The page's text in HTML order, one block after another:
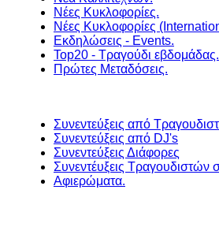
Νέες Κυκλοφορίες.
Νέες Κυκλοφορίες
Εκδηλώσεις - Events.
Top20 - Τραγούδι εβδομάδας.
Πρώτες Μεταδόσεις.
Συνεντεύξεις από
Συνεντεύξεις από DJ's
Συνεντεύξεις Διάφορες
Συνεντέυξεις Τραγουδιστών
Αφιερώματα.